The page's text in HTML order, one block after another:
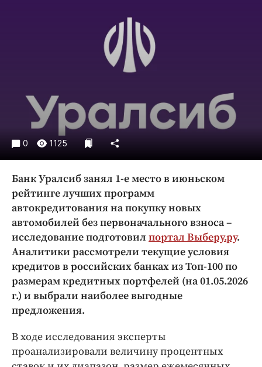
Недвижимость и ЖКХ
Погода
Праздники
Происшествия
Спорт
ПРОЕКТЫ
Блоги
Издания
Медиаперсона
Интересное чтиво
Клиника года
Бренд года
Работодатель года
0 1125
Банк Уралсиб занял 1-е место в июньском
рейтинге лучших программ
автокредитования на покупку новых
автомобилей без первоначального взноса –
исследование подготовил портал Выберу.ру.
Аналитики рассмотрели текущие условия
кредитов в российских банках из Топ-100 по
размерам кредитных портфелей (на 01.05.2026
г.) и выбрали наиболее выгодные
предложения.
В ходе исследования эксперты
проанализировали величину процентных